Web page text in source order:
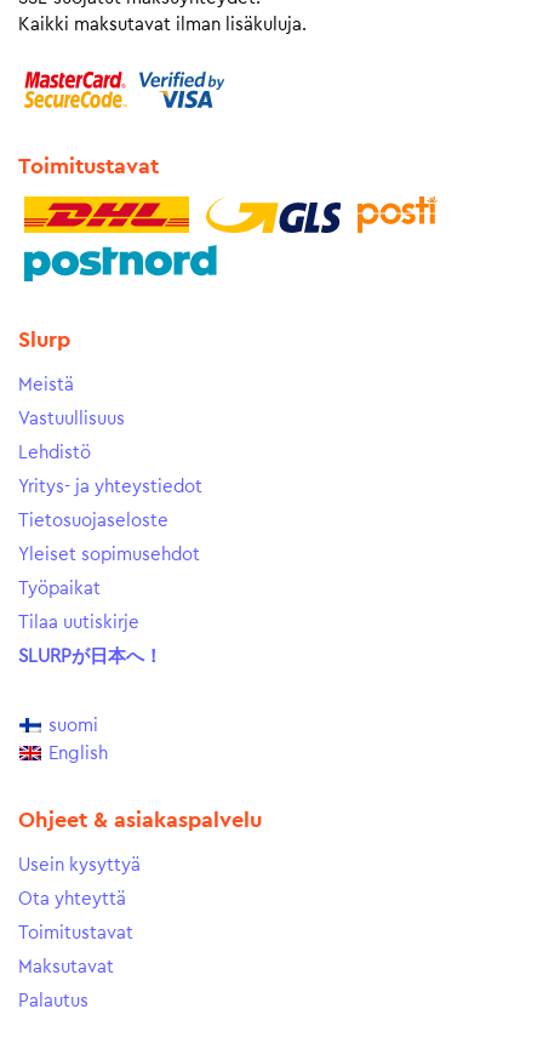
Kaikki maksutavat ilman lisäkuluja.
Toimitustavat
Slurp
Meistä
Vastuullisuus
Lehdistö
Yritys- ja yhteystiedot
Tietosuojaseloste
Yleiset sopimusehdot
Työpaikat
Tilaa uutiskirje
SLURPが日本へ！
suomi
English
Ohjeet & asiakaspalvelu
Usein kysyttyä
Ota yhteyttä
Toimitustavat
Maksutavat
Palautus